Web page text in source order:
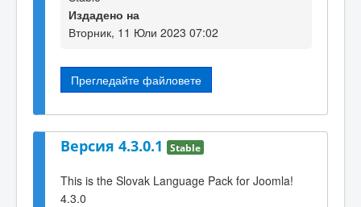
Издадено на
Вторник, 11 Юли 2023 07:02
Прегледайте файловете
Версия 4.3.0.1 Stable
This is the Slovak Language Pack for Joomla!
4.3.0